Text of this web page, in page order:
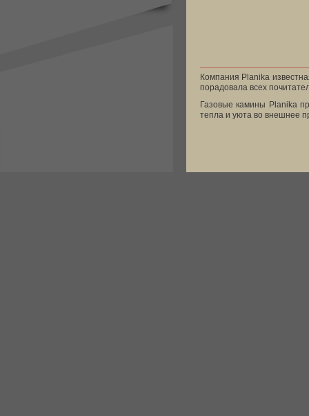
Компания Planika
порадовала всех
Газовые камины Planika
тепла и уюта во внешнее